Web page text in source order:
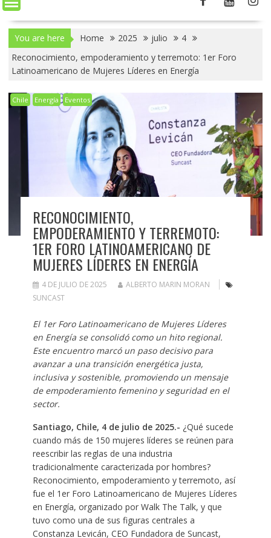
You are here Home 2025 julio
4
Reconocimiento, empoderamiento y terremoto: 1er Foro
Latinoamericano de Mujeres Líderes en Energía
Chile Energía Eventos
RECONOCIMIENTO,
EMPODERAMIENTO Y TERREMOTO:
1ER FORO LATINOAMERICANO DE
MUJERES LÍDERES EN ENERGÍA
4 DE JULIO DE 2025
ALBERTO MARIN MORAN
SUNCAST
El 1er Foro Latinoamericano de Mujeres Líderes
en Energía se consolidó como un hito regional.
Este encuentro marcó un paso decisivo para
avanzar a una transición energética justa,
inclusiva y sostenible, promoviendo un mensaje
de empoderamiento femenino y seguridad en el
sector.
Santiago, Chile, 4 de julio de 2025.- ¿Qué sucede
cuando más de 150 mujeres líderes se reúnen para
reescribir las reglas de una industria
tradicionalmente caracterizada por hombres?
Reconocimiento, empoderamiento y terremoto, así
fue el 1er Foro Latinoamericano de Mujeres Líderes
en Energía, organizado por Walk The Talk, y que
tuvo como una de sus figuras centrales a
Constanza Levicán, CEO Fundadora de Suncast,